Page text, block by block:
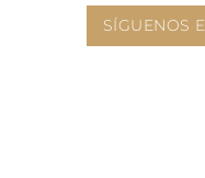
SÍGUENOS